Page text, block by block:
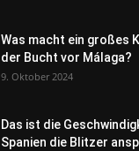
Was macht ein großes
der Bucht vor Málaga?
9. Oktober 2024
Das ist die
Spanien die Blitzer